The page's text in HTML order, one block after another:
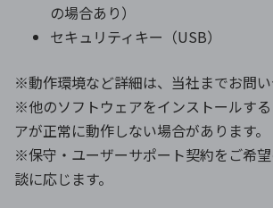
の場合あり）
セキュリティキー（USB）
※動作環境など詳細は、当社までお問い
※他のソフトウェアをインストールす
アが正常に動作しない場合があります。
※保守・ユーザーサポート契約をご希
談に応じます。